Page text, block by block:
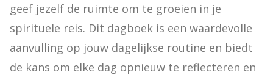
geef jezelf de ruimte om te groeien in je
spirituele reis. Dit dagboek is een waardevolle
aanvulling op jouw dagelijkse routine en biedt
de kans om elke dag opnieuw te reflecteren en